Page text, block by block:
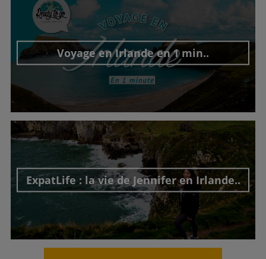
Voyage en Irlande en 1 min..
Découvrir cet interview
ExpatLife : la vie de Jennifer en Irlande..